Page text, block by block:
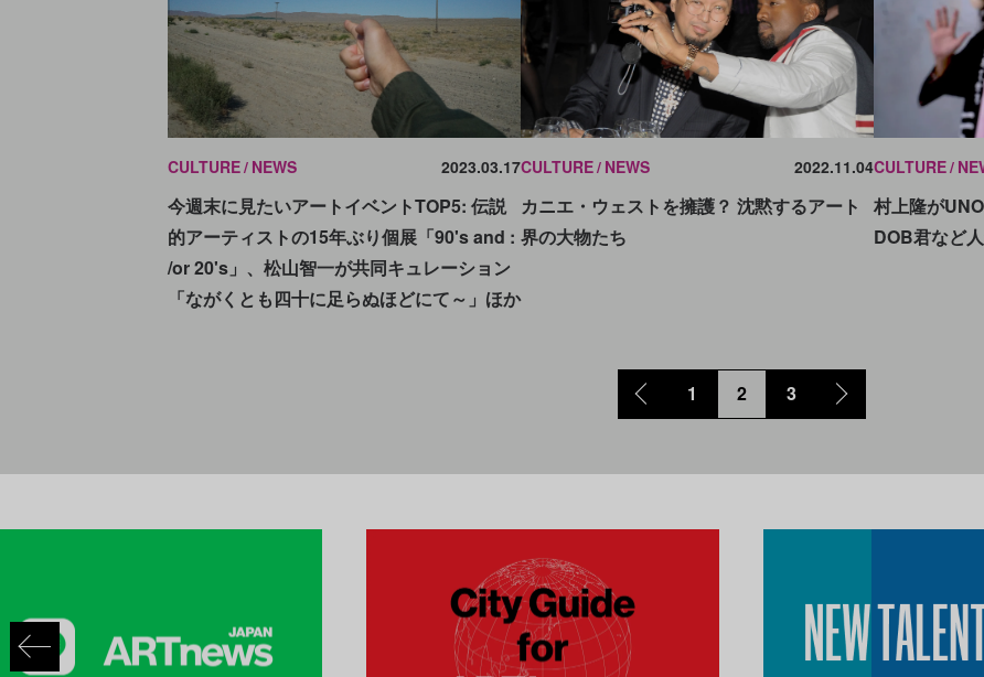
CULTURE NEWS 2023.03.17
今週末に見たいアートイベントTOP5: 伝説
的アーティストの15年ぶり個展「90's and :
/or 20's」、松山智一が共同キュレーション
「ながくとも四十に足らぬほどにて～」ほか
CULTURE NEWS 2022.11.04
カニエ・ウェストを擁護？ 沈黙するアート
界の大物たち
CULTURE
村上隆が
DOB君など
1 2 3